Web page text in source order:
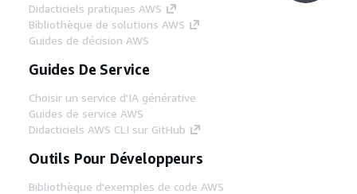
Didacticiels pratiques AWS
Bibliothèque de solutions AWS
Guides de décision AWS
Guides De Service
Choisir un service d'IA générative
Guides de service AWS
Didacticiels AWS CLI sur GitHub
Outils Pour Développeurs
Bibliothèque d'exemples de code AWS